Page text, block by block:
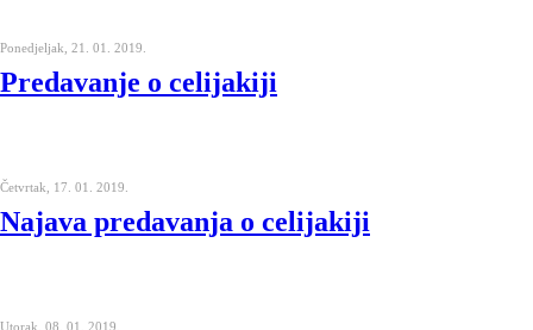
Ponedjeljak, 21. 01. 2019.
Predavanje o celijakiji
Četvrtak, 17. 01. 2019.
Najava predavanja o celijakiji
Utorak, 08. 01. 2019.